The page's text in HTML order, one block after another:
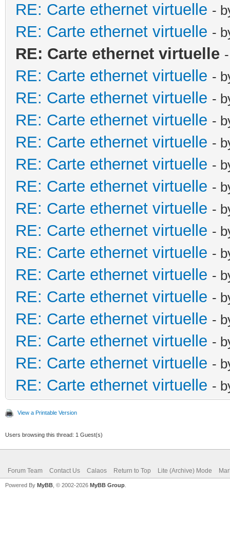
RE: Carte ethernet virtuelle -
RE: Carte ethernet virtuelle -
RE: Carte ethernet virtuelle
RE: Carte ethernet virtuelle -
RE: Carte ethernet virtuelle -
RE: Carte ethernet virtuelle -
RE: Carte ethernet virtuelle -
RE: Carte ethernet virtuelle -
RE: Carte ethernet virtuelle -
RE: Carte ethernet virtuelle -
RE: Carte ethernet virtuelle -
RE: Carte ethernet virtuelle -
RE: Carte ethernet virtuelle -
RE: Carte ethernet virtuelle -
RE: Carte ethernet virtuelle -
RE: Carte ethernet virtuelle -
RE: Carte ethernet virtuelle -
RE: Carte ethernet virtuelle -
View a Printable Version
Users browsing this thread: 1 Guest(s)
Forum Team Contact Us Calaos Return to Top Lite (Archive) Mode
Powered By MyBB , © 2002-2026 MyBB Group